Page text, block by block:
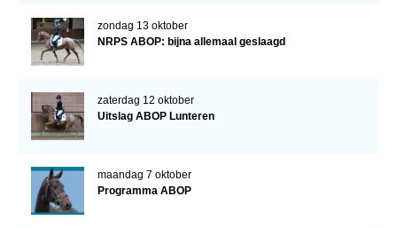
zondag 13 oktober
NRPS ABOP: bijna allemaal geslaagd
zaterdag 12 oktober
Uitslag ABOP Lunteren
maandag 7 oktober
Programma ABOP